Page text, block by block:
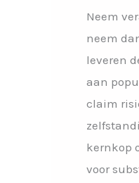
Neem
neem
leveren
aan
claim
kernkop
voor